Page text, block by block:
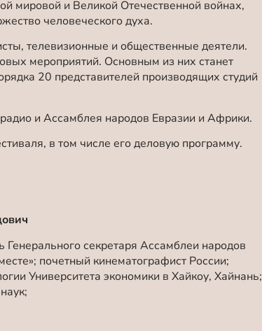
мировой и Великой Отечественной войнах,
человеческого духа.
телевизионные и общественные деятели.
мероприятий. Основным из них станет
20 представителей производящих студий
и Ассамблея народов Евразии и Африки.
в том числе его деловую программу.
Генерального секретаря Ассамблеи народов
почетный кинематографист России;
Университета экономики в Хайкоу, Хайнань;